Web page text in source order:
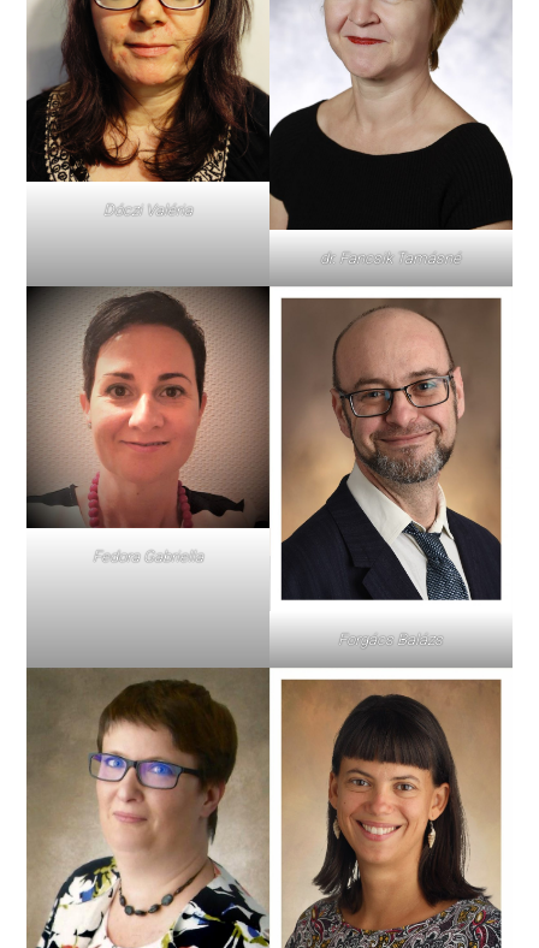
Dóczi Valéria
dr. Fancsik Tamásné
Fedora Gabriella
Forgács Balázs